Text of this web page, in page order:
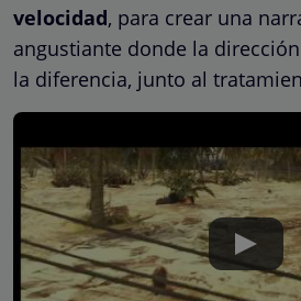
velocidad, para crear una
angustiante donde la
la diferencia, junto al